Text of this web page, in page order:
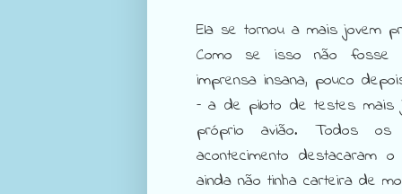
Ela se tornou a mais jovem
Como se isso não
imprensa insana, pouco
– a de piloto de testes mais
próprio avião. Todos
acontecimento destacaram
ainda não tinha carteira de